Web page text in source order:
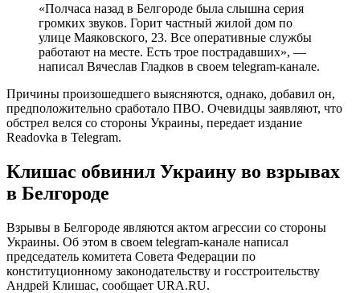
«Полчаса назад в Белгороде была слышна серия
громких звуков. Горит частный жилой дом по
улице Маяковского, 23. Все оперативные службы
работают на месте. Есть трое пострадавших», —
написал Вячеслав Гладков в своем telegram-канале.
Причины произошедшего выясняются, однако, добавил он,
предположительно сработало ПВО. Очевидцы заявляют, что
обстрел велся со стороны Украины, передает издание
Readovka в Telegram.
Клишас обвинил Украину во взрывах
в Белгороде
Взрывы в Белгороде являются актом агрессии со стороны
Украины. Об этом в своем telegram-канале написал
председатель комитета Совета Федерации по
конституционному законодательству и госстроительству
Андрей Клишас, сообщает URA.RU.